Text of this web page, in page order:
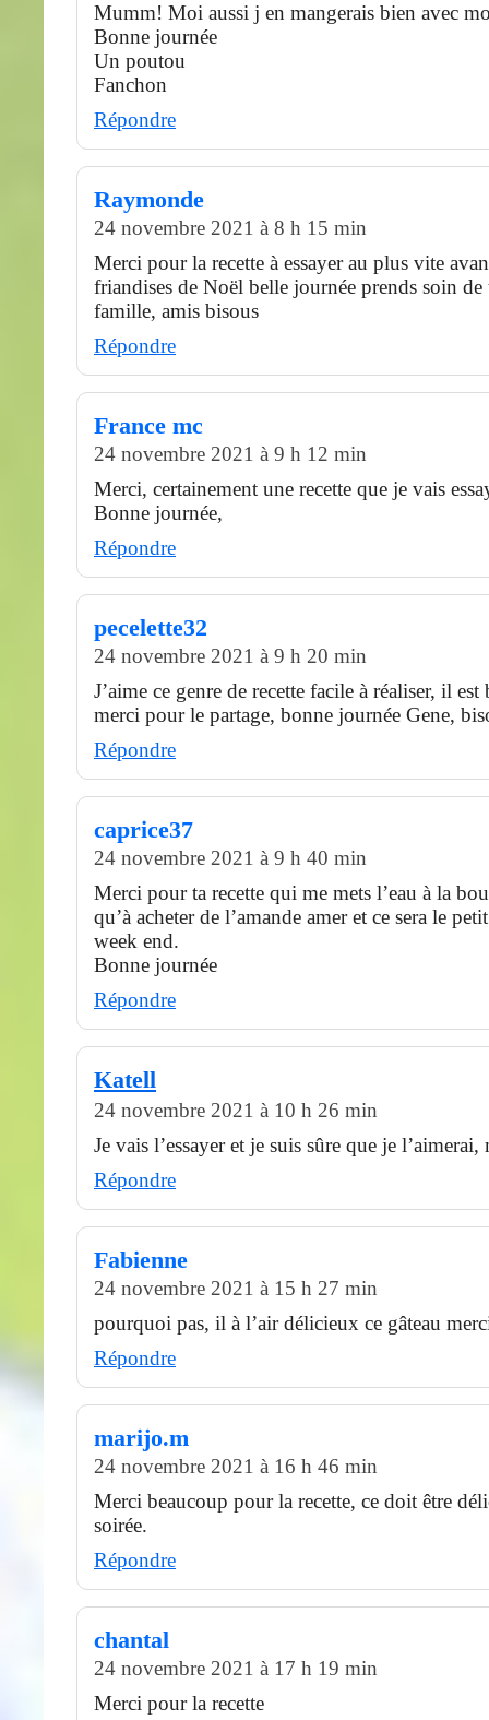
Mumm! Moi aussi j en mangerais bien avec
Bonne journée
Un poutou
Fanchon
Répondre
Raymonde
24 novembre 2021 à 8 h 15 min
Merci pour la recette à essayer au plus vite
friandises de Noël belle journée prends soin
famille, amis bisous
Répondre
France mc
24 novembre 2021 à 9 h 12 min
Merci, certainement une recette que je vais
Bonne journée,
Répondre
pecelette32
24 novembre 2021 à 9 h 20 min
J’aime ce genre de recette facile à réaliser, il est
merci pour le partage, bonne journée Gene,
Répondre
caprice37
24 novembre 2021 à 9 h 40 min
Merci pour ta recette qui me mets l’eau à la
qu’à acheter de l’amande amer et ce sera le
week end.
Bonne journée
Répondre
Katell
24 novembre 2021 à 10 h 26 min
Je vais l’essayer et je suis sûre que je
Répondre
Fabienne
24 novembre 2021 à 15 h 27 min
pourquoi pas, il à l’air délicieux ce gâteau
Répondre
marijo.m
24 novembre 2021 à 16 h 46 min
Merci beaucoup pour la recette, ce doit être
soirée.
Répondre
chantal
24 novembre 2021 à 17 h 19 min
Merci pour la recette